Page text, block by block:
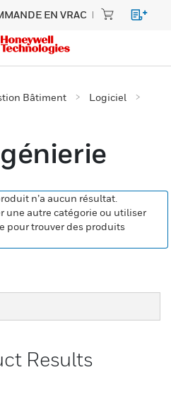
EN VRAC
Bâtiment
Logiciel
n’a aucun résultat.
une autre catégorie ou utiliser
pour trouver des produits
Results